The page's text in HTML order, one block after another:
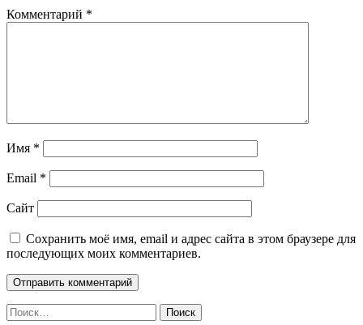
Комментарий *
Имя *
Email *
Сайт
Сохранить моё имя, email и адрес сайта в этом браузере для
последующих моих комментариев.
Найти: